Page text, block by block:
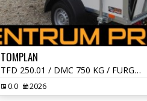
TOMPLAN
TFD 250.01 / DMC 750 KG / FURGON / KONTENER
0.0 2026